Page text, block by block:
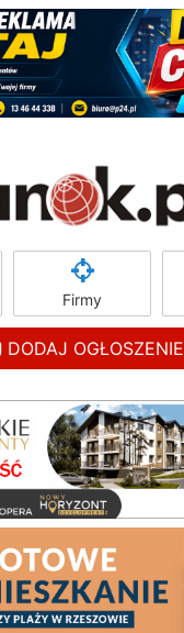
Firmy
DODAJ OGŁOSZENIE